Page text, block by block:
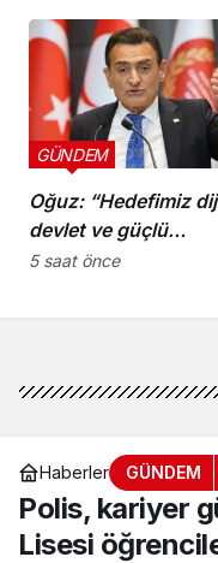
Oğuz: “Hedefimiz
devlet ve güçlü
kurumlar”
GÜNDEM
5 saat önce
Haberler GÜNDEM
Polis, kariyer
Lisesi